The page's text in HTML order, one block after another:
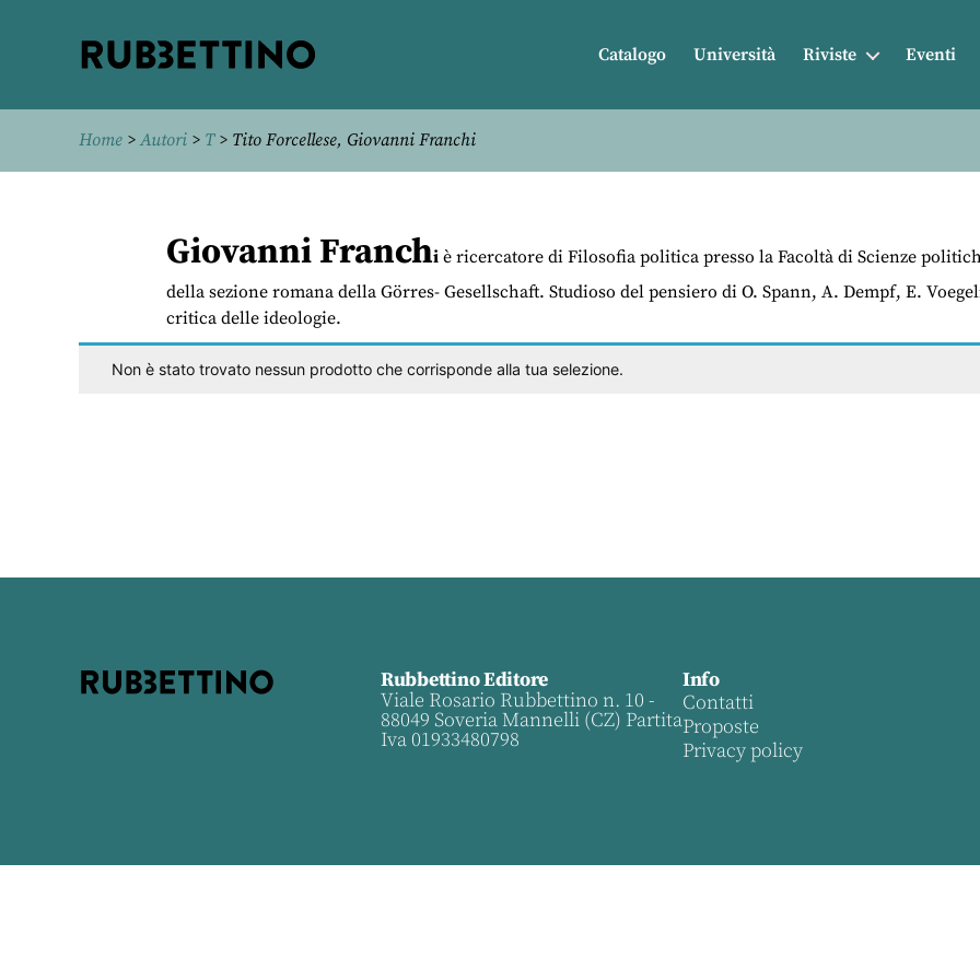
Catalogo Università Riviste Eventi
Home >Autori > T> Tito Forcellese, Giovanni Franchi
Giovanni Franchi è ricercatore di Filosofia politica presso la Facoltà di Scienze
della sezione romana della Görres- Gesellschaft. Studioso del pensiero di O. Spann, A. Dempf, E.
critica delle ideologie.
Non è stato trovato nessun prodotto che corrisponde alla tua selezione.
Rubbettino Editore
Viale Rosario Rubbettino n. 10 -
88049 Soveria Mannelli (CZ) Partita
Iva 01933480798
Info
Contatti
Proposte
Privacy policy